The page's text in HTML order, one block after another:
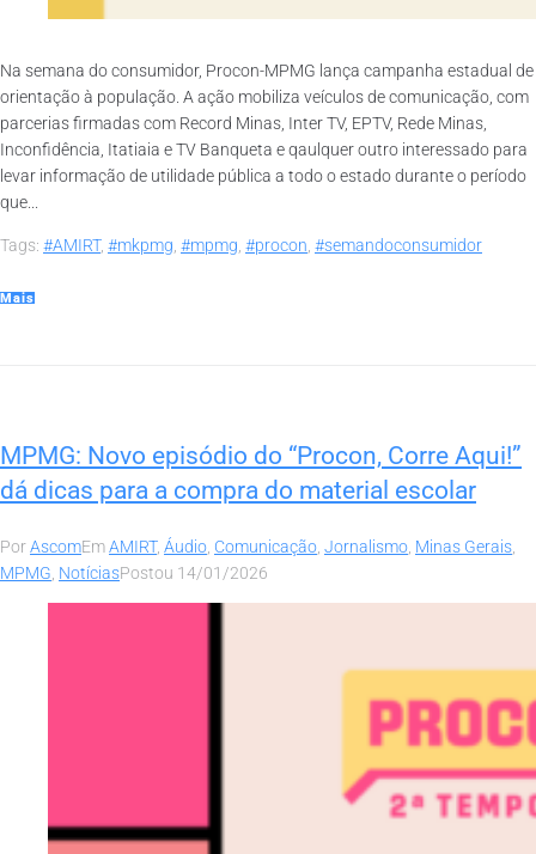
Na semana do consumidor, Procon-MPMG lança campanha estadual de
orientação à população. A ação mobiliza veículos de comunicação, com
parcerias firmadas com Record Minas, Inter TV, EPTV, Rede Minas,
Inconfidência, Itatiaia e TV Banqueta e qaulquer outro interessado para
levar informação de utilidade pública a todo o estado durante o período
que...
Tags: #AMIRT, #mkpmg, #mpmg, #procon, #semandoconsumidor
Mais
MPMG: Novo episódio do “Procon, Corre Aqui!”
dá dicas para a compra do material escolar
PorAscomEmAMIRT, Áudio, Comunicação, Jornalismo, Minas Gerais,
MPMG, NotíciasPostou 14/01/2026